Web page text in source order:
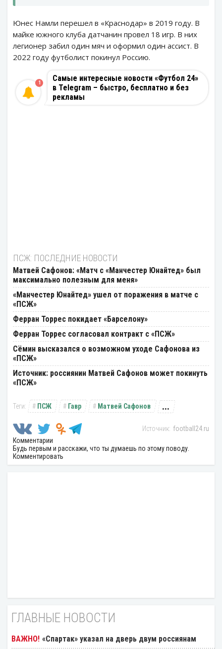
Юнес Намли перешел в «Краснодар» в 2019 году. В
майке южного клуба датчанин провел 18 игр. В них
легионер забил один мяч и оформил один ассист. В
2022 году футболист покинул Россию.
Самые интересные новости «Футбол 24»
в Telegram – быстро, бесплатно и без
рекламы
1
ПСЖ: ПОСЛЕДНИЕ НОВОСТИ
Матвей Сафонов: «Матч с «Манчестер Юнайтед» был
максимально полезным для меня»
«Манчестер Юнайтед» ушел от поражения в матче с
«ПСЖ»
Ферран Торрес покидает «Барселону»
Ферран Торрес согласовал контракт с «ПСЖ»
Сёмин высказался о возможном уходе Сафонова из
«ПСЖ»
Источник: россиянин Матвей Сафонов может покинуть
«ПСЖ»
ПСЖ Гавр Матвей Сафонов ...
football24.ru
Комментарии
Будь первым и расскажи, что ты думаешь по этому поводу.
Комментировать
ГЛАВНЫЕ НОВОСТИ
«Спартак» указал на дверь двум россиянам